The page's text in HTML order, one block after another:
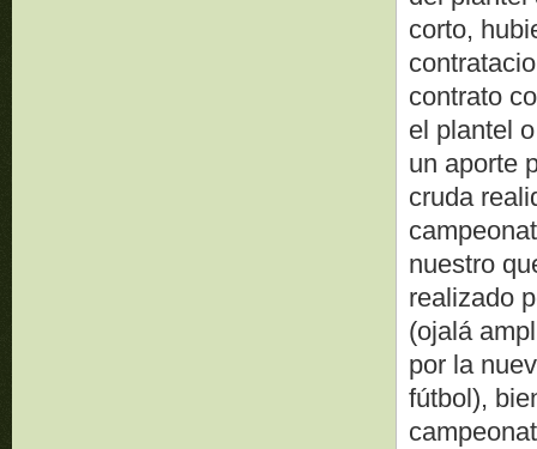
corto,
contrato
el plantel
un aporte
cruda
nuestro
realizado
(ojalá
por la
fútbol),